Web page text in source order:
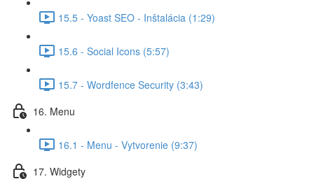
15.5 - Yoast SEO - Inštalácia (1:29)
15.6 - Social Icons (5:57)
15.7 - Wordfence Security (3:43)
16. Menu
16.1 - Menu - Vytvorenie (9:37)
17. Widgety